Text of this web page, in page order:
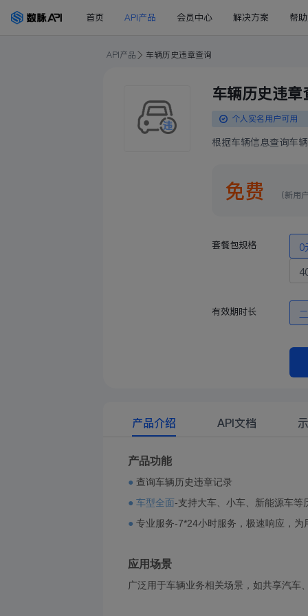
首页 API产品 会员中心 解决方案 帮
API产品 车辆历史违章查询
车辆历史违章
个人实名用户可用
根据车辆信息查询车
免费 （新用
套餐包规格
0
有效期时长
产品介绍 API文档
产品功能
● 查询车辆历史违章记录
● 车型全面-支持大车、小车、新能源车等
● 专业服务-7*24小时服务，极速响应，为
应用场景
广泛用于车辆业务相关场景，如共享汽车